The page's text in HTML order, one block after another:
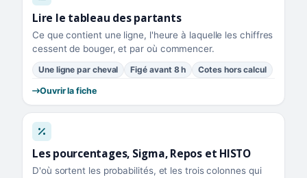
Lire le tableau des partants
Ce que contient une ligne, l'heure à laquelle les chiffres
cessent de bouger, et par où commencer.
Une ligne par cheval Figé avant 8 h Cotes hors calcul
Ouvrir la fiche
Les pourcentages, Sigma, Repos et HISTO
D'où sortent les probabilités, et les trois colonnes qui